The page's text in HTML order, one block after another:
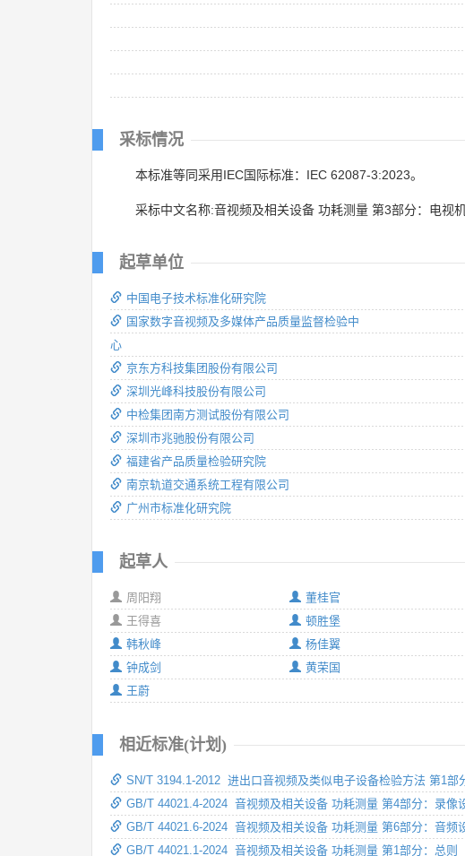
采标情况
本标准等同采用IEC国际标准：IEC 62087-3:2023。
采标中文名称:音视频及相关设备 功耗测量 第3部分：电视机
起草单位
中国电子技术标准化研究院
国家数字音视频及多媒体产品质量监督检验中
心
京东方科技集团股份有限公司
深圳光峰科技股份有限公司
中检集团南方测试股份有限公司
深圳市兆驰股份有限公司
福建省产品质量检验研究院
南京轨道交通系统工程有限公司
广州市标准化研究院
起草人
周阳翔
董桂官
王得喜
顿胜堡
韩秋峰
杨佳翼
钟成剑
黄荣国
王蔚
相近标准(计划)
SN/T 3194.1-2012 进出口音视频及类似电子设备检验方法 第1部
GB/T 44021.4-2024 音视频及相关设备 功耗测量 第4部分：录像
GB/T 44021.6-2024 音视频及相关设备 功耗测量 第6部分：音频
GB/T 44021.1-2024 音视频及相关设备 功耗测量 第1部分：总则